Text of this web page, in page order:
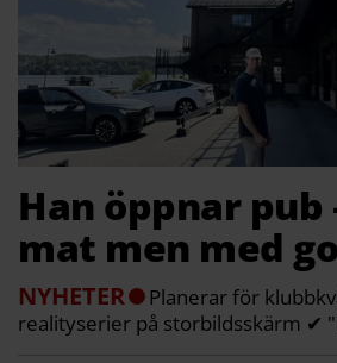
Han öppnar pub
mat men med
NYHETER
Planerar för
realityserier på storbildsskärm ✔